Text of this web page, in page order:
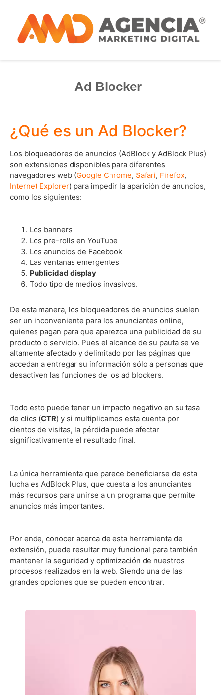
Ad Blocker
¿Qué es un Ad Blocker?
Los bloqueadores de anuncios (AdBlock y AdBlock Plus)
son extensiones disponibles para diferentes
navegadores web (Google Chrome, Safari, Firefox,
Internet Explorer) para impedir la aparición de anuncios,
como los siguientes:
Los banners
Los pre-rolls en YouTube
Los anuncios de Facebook
Las ventanas emergentes
Publicidad display
Todo tipo de medios invasivos.
De esta manera, los bloqueadores de anuncios suelen
ser un inconveniente para los anunciantes online,
quienes pagan para que aparezca una publicidad de su
producto o servicio. Pues el alcance de su pauta se ve
altamente afectado y delimitado por las páginas que
accedan a entregar su información sólo a personas que
desactiven las funciones de los ad blockers.
Todo esto puede tener un impacto negativo en su tasa
de clics (CTR) y si multiplicamos esta cuenta por
cientos de visitas, la pérdida puede afectar
significativamente el resultado final.
La única herramienta que parece beneficiarse de esta
lucha es AdBlock Plus, que cuesta a los anunciantes
más recursos para unirse a un programa que permite
anuncios más importantes.
Por ende, conocer acerca de esta herramienta de
extensión, puede resultar muy funcional para también
mantener la seguridad y optimización de nuestros
procesos realizados en la web. Siendo una de las
grandes opciones que se pueden encontrar.